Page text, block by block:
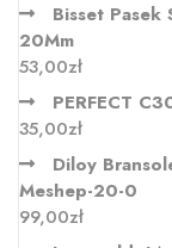
Bisset Pasek
20Mm
53,00zł
PERFECT
35,00zł
Diloy
Meshep-20-0
99,00zł